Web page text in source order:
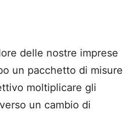
delle nostre imprese
un pacchetto di misure
moltiplicare gli
un cambio di